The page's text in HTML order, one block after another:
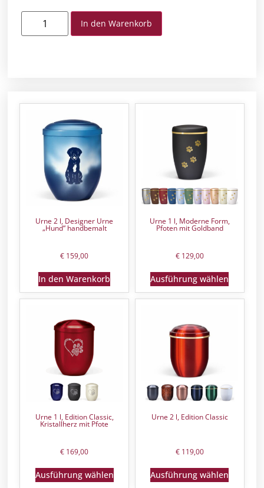
In den Warenkorb
Urne 2 l, Designer Urne
„Hund“ handbemalt
€ 159,00
In den Warenkorb
Urne 1 l, Moderne Form,
Pfoten mit Goldband
€129,00
Ausführung wählen
Urne 1 l, Edition Classic,
Kristallherz mit Pfote
€ 169,00
Ausführung wählen
Urne 2 l, Edition Classic
€119,00
Ausführung wählen